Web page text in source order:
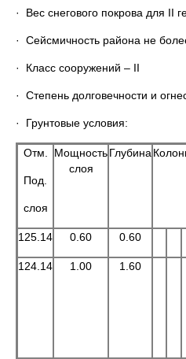
· Вес снегового покрова для II
· Сейсмичность района не
· Класс сооружений – II
· Степень долговечности и
· Грунтовые условия:
Отм.
Под.
слоя
Мощность
слоя
Глубина
125.14 0.60 0.60
124.14 1.00 1.60